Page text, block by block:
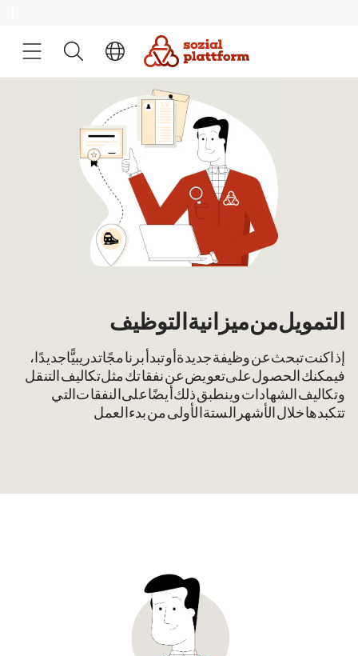
التمويل من ميزانية التوظيف
إذا كنت تبحث عن وظيفة جديدة أو تبدأ برنامجًا تدريبيًّا جديدًا،
فيمكنك الحصول على تعويض عن نفقاتك (مثل تكاليف التنقل
وتكاليف الشهادات). وينطبق ذلك أيضًا على النفقات التي
تتكبدها خلال الأشهر الستة الأولى من بدء العمل.